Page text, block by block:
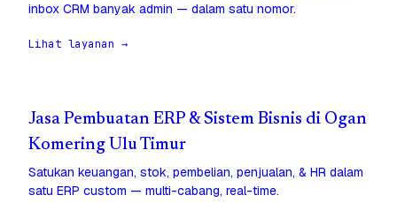
inbox CRM banyak admin — dalam satu nomor.
Lihat layanan →
Jasa Pembuatan ERP & Sistem Bisnis di Ogan
Komering Ulu Timur
Satukan keuangan, stok, pembelian, penjualan, & HR dalam
satu ERP custom — multi-cabang, real-time.